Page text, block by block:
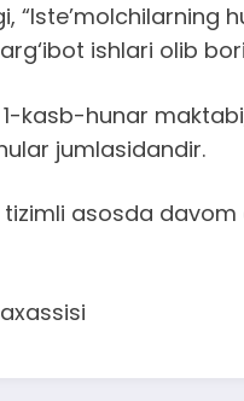
ishlari olib
kasb-hunar
jumlasidandir.
asosda